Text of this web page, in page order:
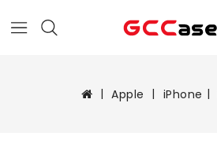
Apple iPhone